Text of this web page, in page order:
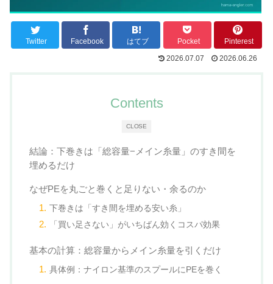
Twitter Facebook はてブ Pocket
Pinterest
2026.07.07
2026.06.26
CLOSE
Contents
結論：下巻きは「総容量−メイン糸量」のすき間を
埋めるだけ
なぜPEを丸ごと巻くと足りない・余るのか
下巻きは「すき間を埋める安い糸」
「買い足さない」がいちばん効くコスパ効果
基本の計算：総容量からメイン糸量を引くだけ
具体例：ナイロン基準のスプールにPEを巻く